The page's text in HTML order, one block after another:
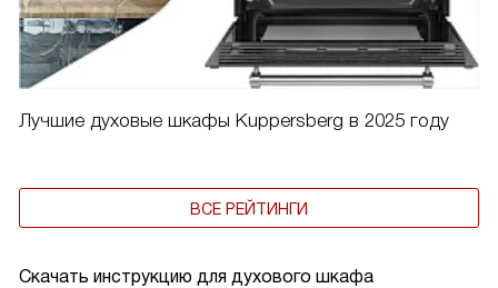
Скачать инструкцию для духового шкафа
Лучшие духовые шкафы Kuppersberg в 2025 году
ВСЕ РЕЙТИНГИ